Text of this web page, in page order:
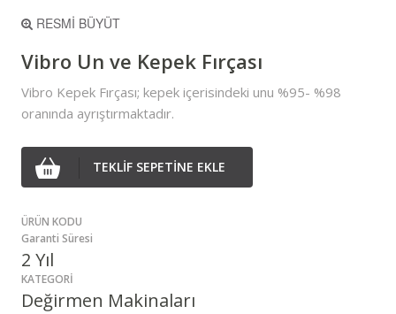
RESMİ BÜYÜT
Vibro Un ve Kepek Fırçası
Vibro Kepek Fırçası; kepek içerisindeki unu %95- %98
oranında ayrıştırmaktadır.
TEKLİF SEPETİNE EKLE
ÜRÜN KODU
Garanti Süresi
2 Yıl
KATEGORİ
Değirmen Makinaları